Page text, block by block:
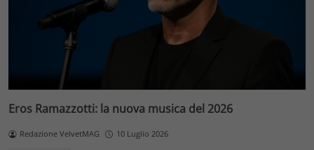
Eros Ramazzotti: la nuova musica del 2026
Redazione VelvetMAG 10 Luglio 2026